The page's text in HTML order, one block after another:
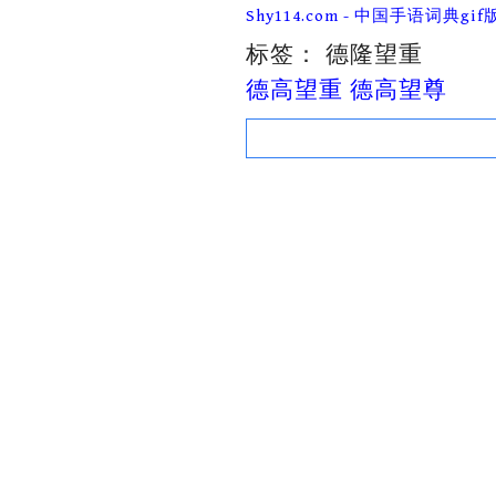
Skip
content
Shy114.com - 中国手语词典gif
标签： 德隆望重
德高望重 德高望尊
Search